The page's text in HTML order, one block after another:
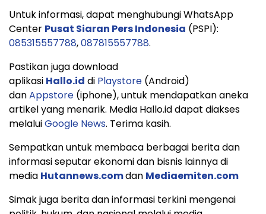
Untuk informasi, dapat menghubungi WhatsApp
Center Pusat Siaran Pers Indonesia (PSPI):
085315557788,087815557788.
Pastikan juga download
aplikasi Hallo.id di Playstore (Android)
danAppstore (iphone), untuk mendapatkan aneka
artikel yang menarik. Media Hallo.id dapat diakses
melaluiGoogle News. Terima kasih.
Sempatkan untuk membaca berbagai berita dan
informasi seputar ekonomi dan bisnis lainnya di
media Hutannews.comdan Mediaemiten.com
Simak juga berita dan informasi terkini mengenai